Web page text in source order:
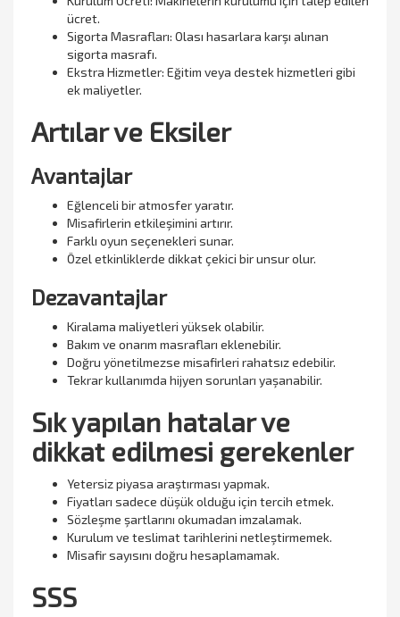
ücret.
Sigorta Masrafları: Olası hasarlara karşı alınan
sigorta masrafı.
Ekstra Hizmetler: Eğitim veya destek hizmetleri gibi
ek maliyetler.
Artılar ve Eksiler
Avantajlar
Eğlenceli bir atmosfer yaratır.
Misafirlerin etkileşimini artırır.
Farklı oyun seçenekleri sunar.
Özel etkinliklerde dikkat çekici bir unsur olur.
Dezavantajlar
Kiralama maliyetleri yüksek olabilir.
Bakım ve onarım masrafları eklenebilir.
Doğru yönetilmezse misafirleri rahatsız edebilir.
Tekrar kullanımda hijyen sorunları yaşanabilir.
Sık yapılan hatalar ve
dikkat edilmesi gerekenler
Yetersiz piyasa araştırması yapmak.
Fiyatları sadece düşük olduğu için tercih etmek.
Sözleşme şartlarını okumadan imzalamak.
Kurulum ve teslimat tarihlerini netleştirmemek.
Misafir sayısını doğru hesaplamamak.
SSS